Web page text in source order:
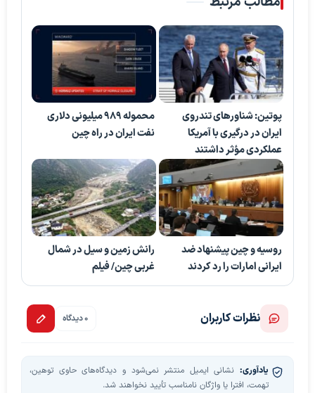
پوتین: شناورهای تندروی
ایران در درگیری با آمریکا
عملکردی مؤثر داشتند
محموله ۹۸۹ میلیونی دلاری
نفت ایران در راه چین
روسیه و چین پیشنهاد ضد
ایرانی امارات را رد کردند
رانش زمین و سیل در شمال
غربی چین/ فیلم
نظرات کاربران 0 دیدگاه
یادآوری: نشانی ایمیل منتشر نمی‌شود و دیدگاه‌های حاوی توهین،
تهمت، افترا یا واژگان نامناسب تأیید نخواهند شد.